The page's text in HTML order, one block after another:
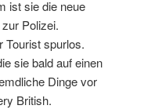
ist sie die neue
Polizei.
Tourist spurlos.
sie bald auf einen
Dinge vor
British.